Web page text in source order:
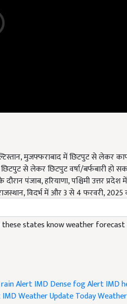
मुजफ्फराबाद में छिटपुट से लेकर
से लेकर छिटपुट वर्षा/बर्फबारी हो
पंजाब, हरियाणा, पश्चिमी उत्तर प्रदेश
विदर्भ में और 3 से 4 फरवरी, 2025
है.
states know weather forecast
IMD Weather Update Today